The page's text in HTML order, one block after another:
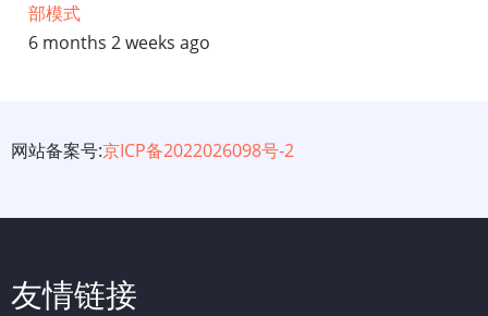
部模式
6 months 2 weeks ago
网站备案号:京ICP备2022026098号-2
友情链接